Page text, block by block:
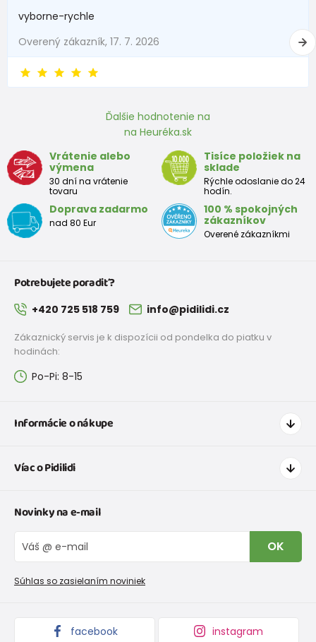
vyborne-rychle
Overený zákazník, 17. 7. 2026
Ďalšie hodnotenie na
na Heuréka.sk
Vrátenie alebo
výmena
30 dní na vrátenie
tovaru
Tisíce položiek na
sklade
Rýchle odoslanie do 24
hodín.
Doprava zadarmo
nad 80 Eur
100 % spokojných
zákazníkov
Overené zákazníkmi
Potrebujete poradiť?
+420 725 518 759 info@pidilidi.cz
Zákaznický servis je k dispozícii od pondelka do piatku v
hodinách:
Po-Pi: 8-15
Informácie o nákupe
Doprava a platba
Tabuľka veľkostí obuvi
Vrátenie tovaru a reklamacie
Reklamačný poriadok
Nevyzdvihnutá objednávka na dobierku
Víac o Pidilidi
O nás
Blog
Veľkoobchod PiDiLiDi
Kolekcie tovaru
Novinky na e-mail
OK
Súhlas so zasielaním noviniek
facebook instagram